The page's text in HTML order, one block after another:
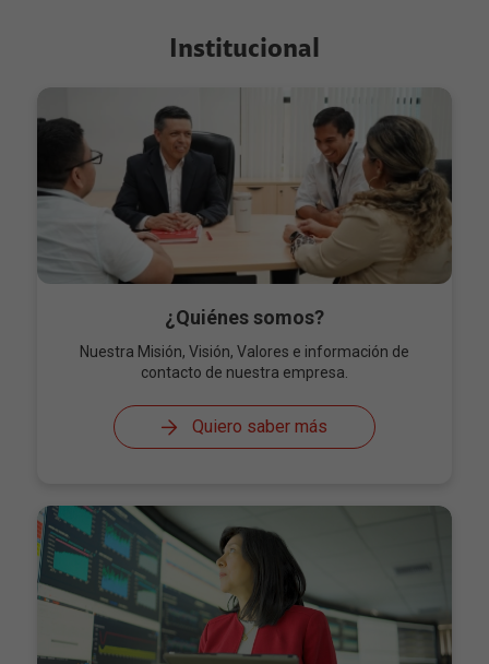
Institucional
¿Quiénes somos?
Nuestra Misión, Visión, Valores e información de
contacto de nuestra empresa.
Quiero saber más